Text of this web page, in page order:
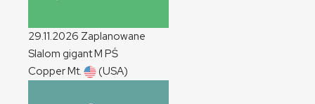
29.11.2026 Zaplanowane
Slalom gigantM PŚ
Copper Mt.
(USA)